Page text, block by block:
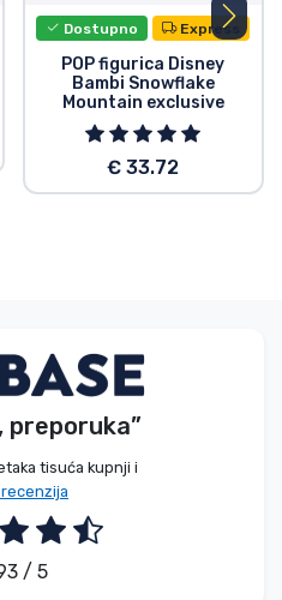
Dostupno Express
POP figurica Disney
Bambi Snowflake
Mountain exclusive
€ 33.72
preporuka”
tisuća kupnji i
recenzija
/ 5